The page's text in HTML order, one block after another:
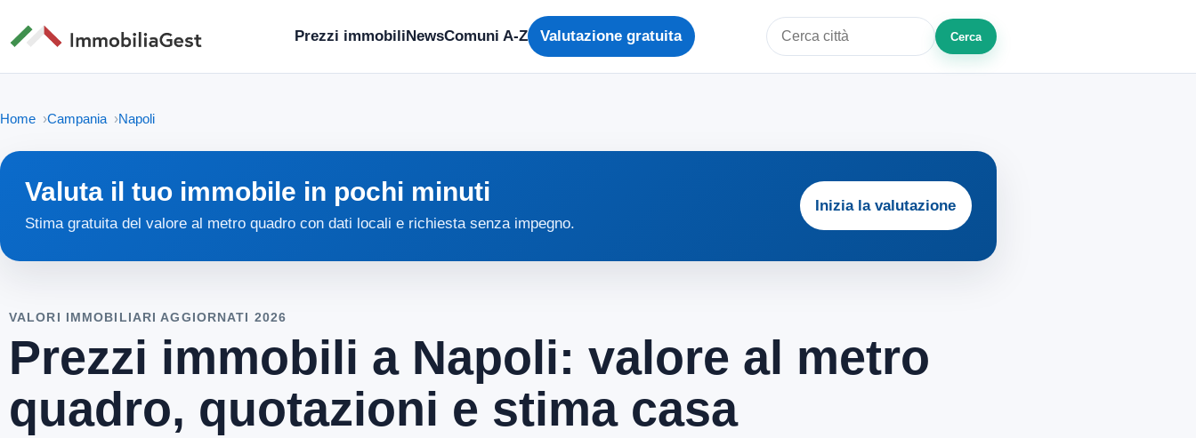
Prezzi immobiliNewsComuni A-Z Valutazione gratuita
Cerca città o zona
Cerca
Home Campania Napoli
Valuta il tuo immobile in pochi minuti
Stima gratuita del valore al metro quadro con dati locali e richiesta senza impegno.
Inizia la valutazione
VALORI IMMOBILIARI AGGIORNATI 2026
Prezzi immobili a Napoli: valore al metro
quadro, quotazioni e stima casa